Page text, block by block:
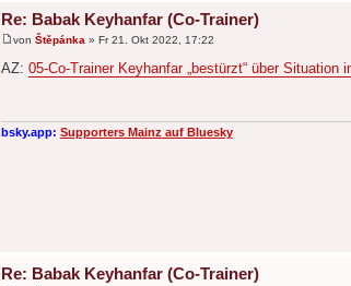
Re: Babak Keyhanfar (Co-Trainer)
e
i
g
von Štěpánka » Fr 21. Okt 2022, 17:22
AZ: 05-Co-Trainer Keyhanfar „bestürzt“ über Situation
bsky.app: Supporters Mainz auf Bluesky
Re: Babak Keyhanfar (Co-Trainer)